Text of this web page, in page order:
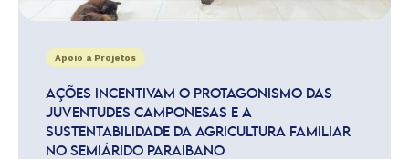
Apoio a Projetos
AÇÕES INCENTIVAM O PROTAGONISMO DAS
JUVENTUDES CAMPONESAS E A
SUSTENTABILIDADE DA AGRICULTURA FAMILIAR
NO SEMIÁRIDO PARAIBANO